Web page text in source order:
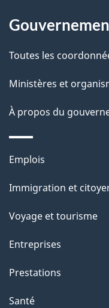
i
l
s
d
e
l
a
p
a
g
e
propos
de
ce
site
Toutes les
Ministères et
À propos du
Thèmes
sujets
Emplois
Immigration et
Voyage et tourisme
Entreprises
Prestations
Santé